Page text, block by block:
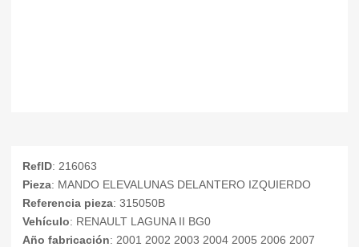
RefID: 216063
Pieza: MANDO ELEVALUNAS DELANTERO IZQUIERDO
Referencia pieza: 315050B
Vehículo: RENAULT LAGUNA II BG0
Año fabricación: 2001 2002 2003 2004 2005 2006 2007